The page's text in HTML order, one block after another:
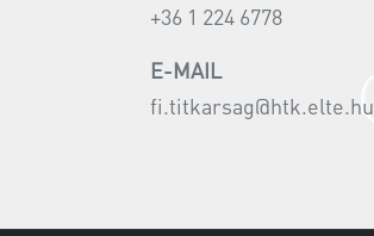
+36 1 224 6778
E-MAIL
fi.titkarsag@htk.elte.hu